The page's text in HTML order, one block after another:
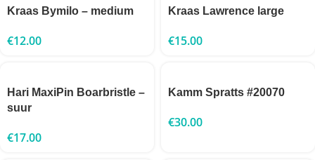
Kraas Bymilo – medium
€12.00
Kraas Lawrence large
€15.00
Hari MaxiPin Boarbristle –
suur
€17.00
Kamm Spratts #20070
€30.00